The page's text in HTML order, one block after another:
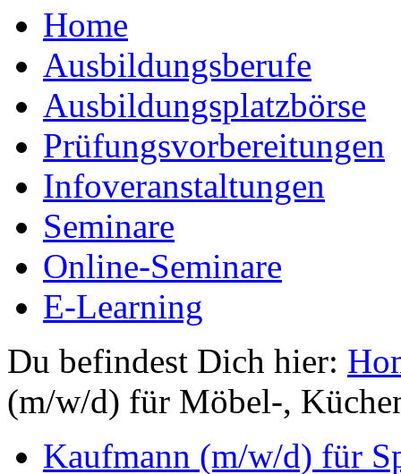
Home
Ausbildungsberufe
Ausbildungsplatzbörse
Prüfungsvorbereitungen
Infoveranstaltungen
Seminare
Online-Seminare
E-Learning
Du befindest Dich hier:
(m/w/d) für Möbel-,
Kaufmann (m/w/d) für